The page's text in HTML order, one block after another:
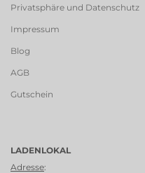
Privatsphäre und Datenschutz
Impressum
Blog
AGB
Gutschein
LADENLOKAL
Adresse: